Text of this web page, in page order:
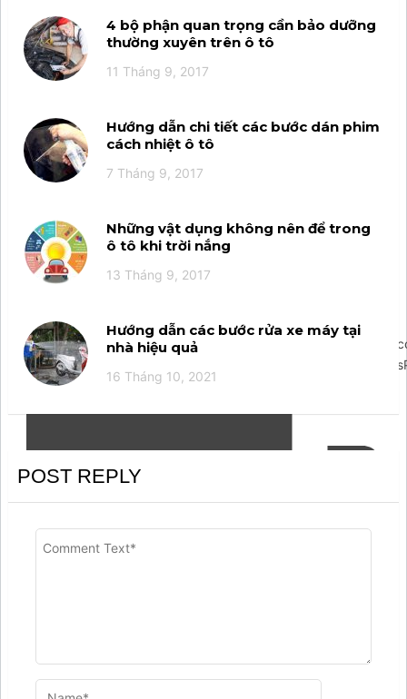
4 bộ phận quan trọng cần bảo dưỡng
thường xuyên trên ô tô
11 Tháng 9, 2017
Hướng dẫn chi tiết các bước dán phim
cách nhiệt ô tô
7 Tháng 9, 2017
Những vật dụng không nên để trong
ô tô khi trời nắng
13 Tháng 9, 2017
Hướng dẫn các bước rửa xe máy tại
nhà hiệu quả
16 Tháng 10, 2021
POST REPLY
';arcItem.includeIconToSlider=true;arcItem.href='https://